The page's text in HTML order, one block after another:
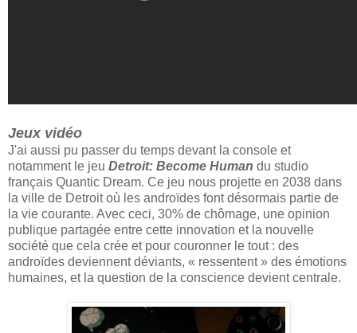
Jeux vidéo
J'ai aussi pu passer du temps devant la console et
notamment le jeu Detroit: Become Human du studio
français Quantic Dream. Ce jeu nous projette en 2038 dans
la ville de Detroit où les androïdes font désormais partie de
la vie courante. Avec ceci, 30% de chômage, une opinion
publique partagée entre cette innovation et la nouvelle
société que cela crée et pour couronner le tout : des
androïdes deviennent déviants, « ressentent » des émotions
humaines, et la question de la conscience devient centrale.